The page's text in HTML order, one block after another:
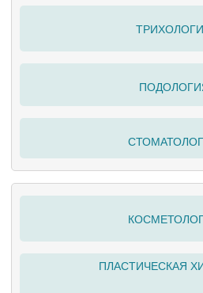
ПОЛЕЗНО
ПЛАСТИЧЕСКАЯ